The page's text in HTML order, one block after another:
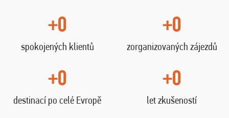
+0
spokojených klientů
+0
zorganizovaných zájezdů
+0
destinací po celé Evropě
+0
let zkušeností